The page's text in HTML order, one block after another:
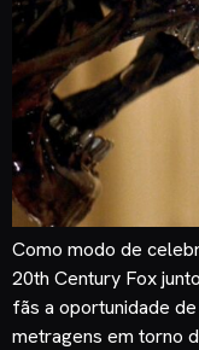
Como modo de
20th Century Fox
fãs a oportunidade
metragens em torno